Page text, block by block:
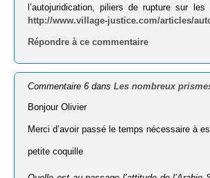
l’autojuridication, piliers de rupture sur
http://www.village-justice.com/articles/
Répondre à ce commentaire
Commentaire 6 dansLes nombreux
Bonjour Olivier
Merci d’avoir passé le temps nécessaire à
petite coquille